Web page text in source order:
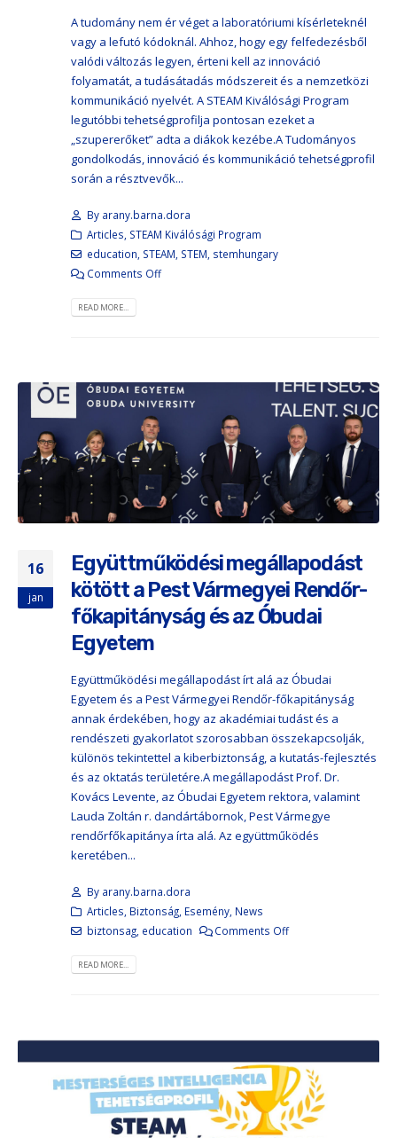
A tudomány nem ér véget a laboratóriumi kísérleteknél
vagy a lefutó kódoknál. Ahhoz, hogy egy felfedezésből
valódi változás legyen, érteni kell az innováció
folyamatát, a tudásátadás módszereit és a nemzetközi
kommunikáció nyelvét. A STEAM Kiválósági Program
legutóbbi tehetségprofilja pontosan ezeket a
„szupererőket” adta a diákok kezébe.A Tudományos
gondolkodás, innováció és kommunikáció tehetségprofil
során a résztvevők...
By arany.barna.dora
Articles STEAM Kiválósági Program
education STEAM STEM stemhungary
Comments Off
READ MORE...
16
jan
Együttműködési megállapodást
kötött a Pest Vármegyei Rendőr-
főkapitányság és az Óbudai
Egyetem
Együttműködési megállapodást írt alá az Óbudai
Egyetem és a Pest Vármegyei Rendőr-főkapitányság
annak érdekében, hogy az akadémiai tudást és a
rendészeti gyakorlatot szorosabban összekapcsolják,
különös tekintettel a kiberbiztonság, a kutatás-fejlesztés
és az oktatás területére.A megállapodást Prof. Dr.
Kovács Levente, az Óbudai Egyetem rektora, valamint
Lauda Zoltán r. dandártábornok, Pest Vármegye
rendőrfőkapitánya írta alá. Az együttműködés
keretében...
By arany.barna.dora
Articles Biztonság, Esemény, News
biztonsag, education Comments Off
READ MORE...